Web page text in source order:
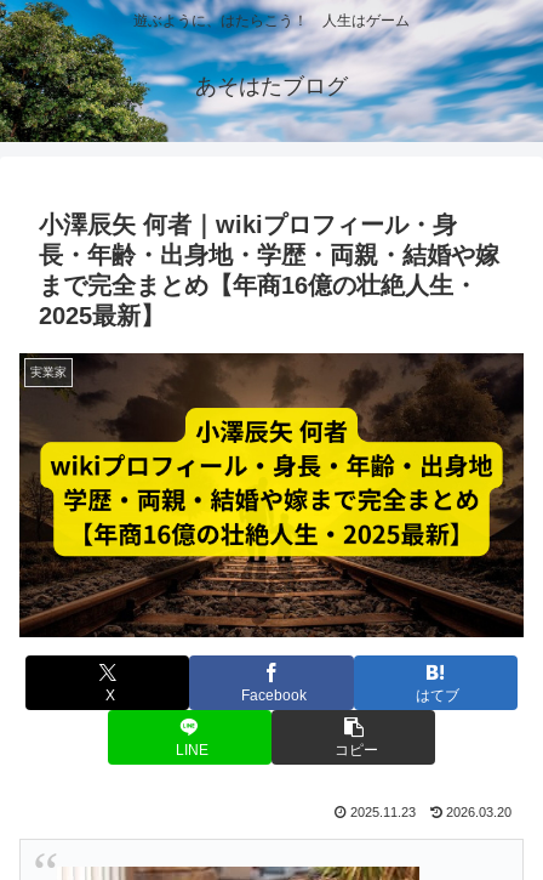
遊ぶように、はたらこう！ 人生はゲーム
あそはたブログ
小澤辰矢 何者｜wikiプロフィール・身
長・年齢・出身地・学歴・両親・結婚や嫁
まで完全まとめ【年商16億の壮絶人生・
2025最新】
実業家
X Facebook はてブ
LINE コピー
2025.11.23 2026.03.20